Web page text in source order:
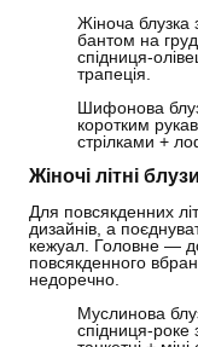
Жіноча блузка
бантом на
спідниця-
трапеція.
Шифонова
коротким
стрілками +
Жіночі літні
Для повсякденних
дизайнів, а
кежуал. Головне —
повсякденного
недоречно.
Муслинова
спідниця-